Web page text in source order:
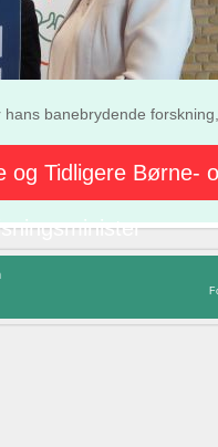
banebrydende
og Tidligere Børne-